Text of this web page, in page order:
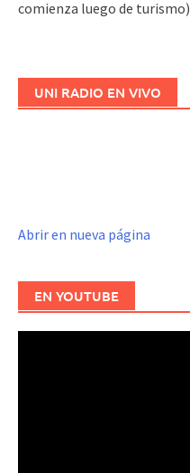
comienza luego de turismo)
UNI RADIO EN VIVO
Abrir en nueva página
EN YOUTUBE